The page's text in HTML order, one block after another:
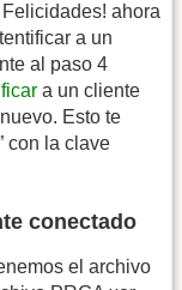
ahora
a un
al paso 4
a un cliente
Esto te
con la clave
conectado
el archivo